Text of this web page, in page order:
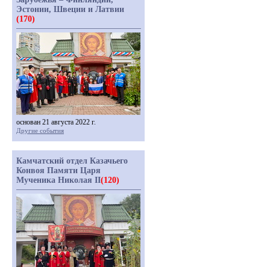
Эстонии, Швеции и Латвии
(170)
основан 21 августа 2022 г.
Другие события
Камчатский отдел Казачьего
Конвоя Памяти Царя
Мученика Николая II(120)